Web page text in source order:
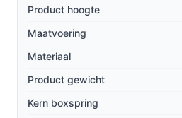
boxsprings door zijn
design.
**Massieve box:** De
voor extra stabiliteit in
**Duurzaam materiaal:**
Product hoogte
Maatvoering
Materiaal
Product gewicht
Kern boxspring